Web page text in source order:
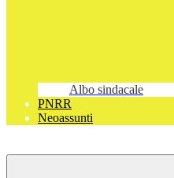
Albo sindacale
PNRR
Neoassunti